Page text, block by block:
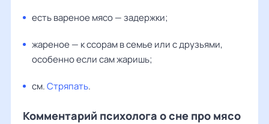
есть вареное мясо — задержки;
жареное — к ссорам в семье или с друзьями,
особенно если сам жаришь;
см.Стряпать.
Комментарий психолога о сне про мясо